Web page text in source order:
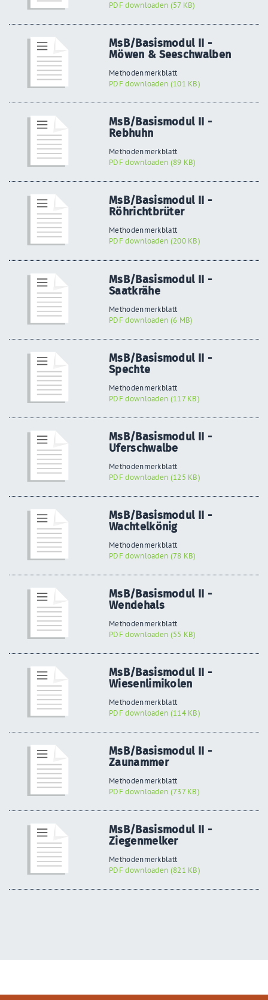
PDF downloaden (57 KB)
MsB/Basismodul II -
Möwen & Seeschwalben
Methodenmerkblatt
PDF downloaden (101 KB)
MsB/Basismodul II -
Rebhuhn
Methodenmerkblatt
PDF downloaden (89 KB)
MsB/Basismodul II -
Röhrichtbrüter
Methodenmerkblatt
PDF downloaden (200 KB)
MsB/Basismodul II -
Saatkrähe
Methodenmerkblatt
PDF downloaden (6 MB)
MsB/Basismodul II -
Spechte
Methodenmerkblatt
PDF downloaden (117 KB)
MsB/Basismodul II -
Uferschwalbe
Methodenmerkblatt
PDF downloaden (125 KB)
MsB/Basismodul II -
Wachtelkönig
Methodenmerkblatt
PDF downloaden (78 KB)
MsB/Basismodul II -
Wendehals
Methodenmerkblatt
PDF downloaden (55 KB)
MsB/Basismodul II -
Wiesenlimikolen
Methodenmerkblatt
PDF downloaden (114 KB)
MsB/Basismodul II -
Zaunammer
Methodenmerkblatt
PDF downloaden (737 KB)
MsB/Basismodul II -
Ziegenmelker
Methodenmerkblatt
PDF downloaden (821 KB)